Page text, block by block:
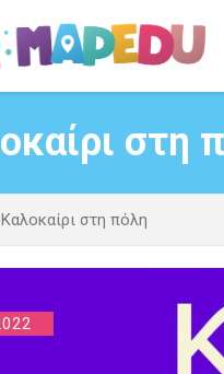
στη
Καλοκαίρι στη πόλη